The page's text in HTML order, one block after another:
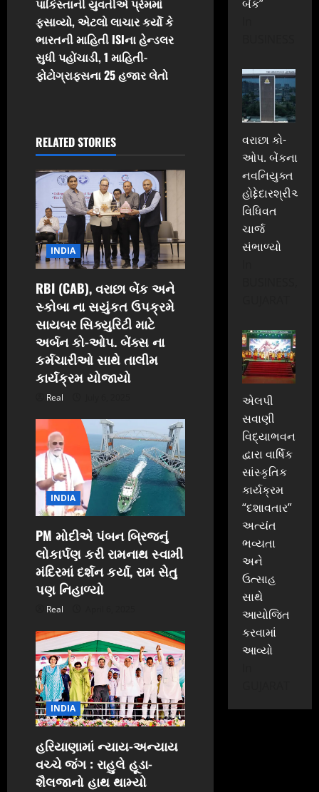
v
i
g
t
i
o
n
ફસાવ્યો, એટલો લાચાર કર્યો કે
ભારતની માહિતી ISIના હેન્ડલર
સુધી પહોંચાડી, 1 માહિતી-
ફોટોગ્રાફ્સના 25 હજાર લેતો
RELATED STORIES
INDIA
RBI (CAB), વરાછા બેંક અને
સ્કોબા ના સયુંકત ઉપક્રમે
સાયબર સિક્યુરિટી માટે
અર્બન કો-ઓપ. બેંક્સ ના
કર્મચારીઓ સાથે તાલીમ
કાર્યક્રમ યોજાયો
Real
INDIA
PM મોદીએ પંબન બ્રિજનું
લોકાર્પણ કરી રામનાથ સ્વામી
મંદિરમાં દર્શન કર્યા, રામ સેતુ
પણ નિહાળ્યો
Real
INDIA
હરિયાણામાં ન્યાય-અન્યાય
વચ્ચે જંગ : રાહુલે હૂડા-
શૈલજાનો હાથ થામ્યો
બેંક”
વરાછા કો-
ઓપ. બેંકના
નવનિયુક્ત
હોદ્દેદારશ્રીઓએ
વિધિવત
ચાર્જ
સંભાળ્યો
એલપી
સવાણી
વિદ્યાભવન
દ્વારા વાર્ષિક
સાંસ્કૃતિક
કાર્યક્રમ
“દશાવતાર”
અત્યંત
ભવ્યતા
અને
ઉત્સાહ
સાથે
આયોજિત
કરવામાં
આવ્યો